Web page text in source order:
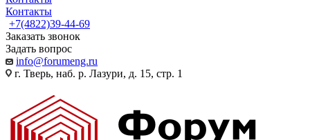
Контакты
+7(4822)39-44-69
Заказать звонок
Задать вопрос
info@forumeng.ru
г. Тверь, наб. р. Лазури, д. 15, стр. 1